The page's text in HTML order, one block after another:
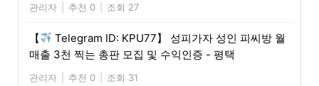
관리자 추천 0 조회 27
【
Telegram ID: KPU77】 성피가자 성인 피씨방 월
매출 3천 찍는 총판 모집 및 수익인증 - 평택
관리자 추천 0 조회 31